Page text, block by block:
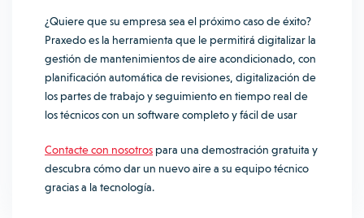
¿Quiere que su empresa sea el próximo caso de éxito?
Praxedo es la herramienta que le permitirá digitalizar la
gestión de mantenimientos de aire acondicionado, con
planificación automática de revisiones, digitalización de
los partes de trabajo y seguimiento en tiempo real de
los técnicos con un software completo y fácil de usar
Contacte con nosotros para una demostración gratuita y
descubra cómo dar un nuevo aire a su equipo técnico
gracias a la tecnología.